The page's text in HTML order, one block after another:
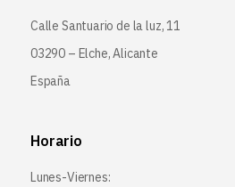
Calle Santuario de la luz, 11
03290 – Elche, Alicante
España
Horario
Lunes-Viernes: